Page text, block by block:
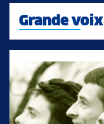
Grande voix